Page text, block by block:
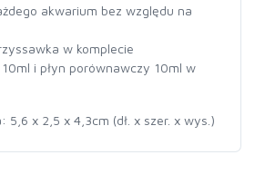
akwarium bez względu na
w komplecie
i płyn porównawczy 10ml w
x 2,5 x 4,3cm (dł. x szer. x wys.)